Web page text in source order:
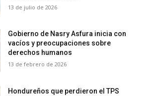
13 de julio de 2026
Gobierno de Nasry Asfura inicia con
vacíos y preocupaciones sobre
derechos humanos
13 de febrero de 2026
Hondureños que perdieron el TPS